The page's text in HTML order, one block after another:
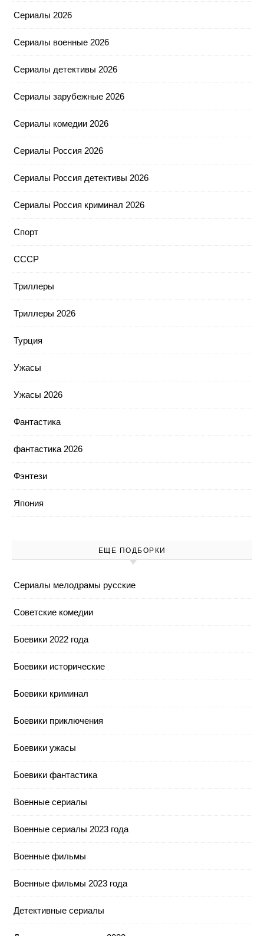
Сериалы 2026
Сериалы военные 2026
Сериалы детективы 2026
Сериалы зарубежные 2026
Сериалы комедии 2026
Сериалы Россия 2026
Сериалы Россия детективы 2026
Сериалы Россия криминал 2026
Спорт
СССР
Триллеры
Триллеры 2026
Турция
Ужасы
Ужасы 2026
Фантастика
фантастика 2026
Фэнтези
Япония
ЕЩЕ ПОДБОРКИ
Cериалы мелодрамы русские
Cоветские комедии
Боевики 2022 года
Боевики исторические
Боевики криминал
Боевики приключения
Боевики ужасы
Боевики фантастика
Военные сериалы
Военные сериалы 2023 года
Военные фильмы
Военные фильмы 2023 года
Детективные сериалы